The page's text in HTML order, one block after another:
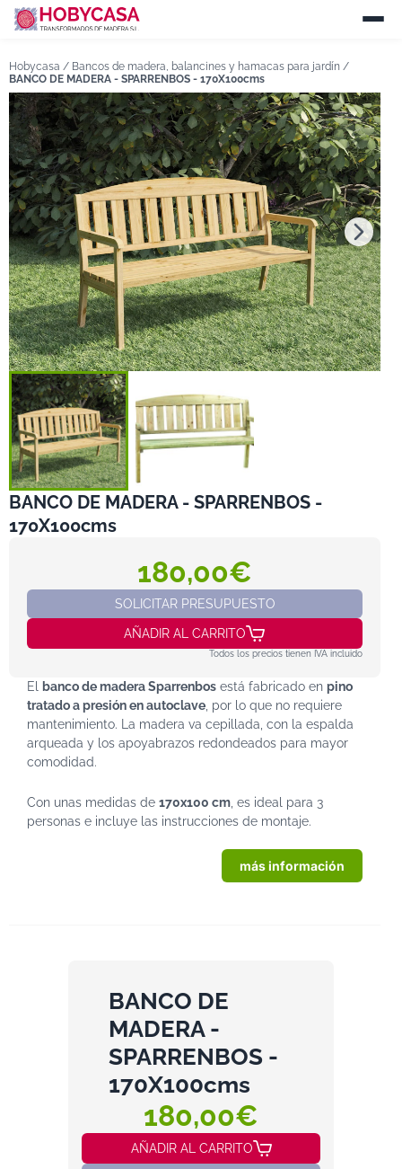
Hobycasa / Bancos de madera, balancines y hamacas para jardín /
BANCO DE MADERA - SPARRENBOS - 170X100cms
BANCO DE MADERA - SPARRENBOS -
170X100cms
180,00€
SOLICITAR PRESUPUESTO
AÑADIR AL CARRITO
Todos los precios tienen IVA incluido
El banco de madera Sparrenbos está fabricado en pino
tratado a presión en autoclave , por lo que no requiere
mantenimiento. La madera va cepillada, con la espalda
arqueada y los apoyabrazos redondeados para mayor
comodidad.
Con unas medidas de 170x100 cm , es ideal para 3
personas e incluye las instrucciones de montaje.
más información
BANCO DE
MADERA -
SPARRENBOS -
170X100cms
180,00€
AÑADIR AL CARRITO